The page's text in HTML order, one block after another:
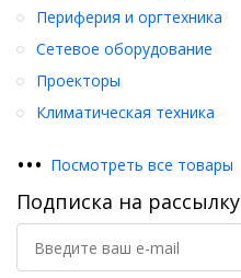
Периферия и оргтехника
Сетевое оборудование
Проекторы
Климатическая техника
••• Посмотреть все товары
Подписка на рассылку